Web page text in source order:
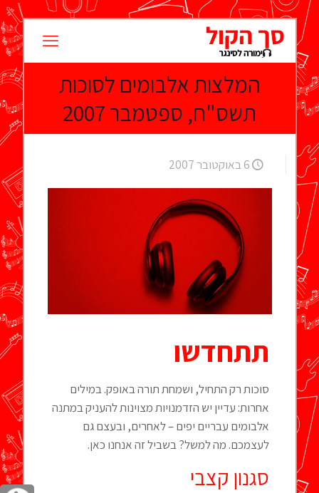
המלצות אלבומים לסוכות
תשס"ח, ספטמבר 2007
6 באוקטובר 2007
תתחדשו
סוכות רק התחיל, ושמחת תורה באופק. במילים
אחרות: עדיין יש הזדמנויות מצוינות להעניק במתנה
אלבומים עבריים יפים – לאחרים, ובעצם גם
לעצמכם. מה למשל? בשביל זה אנחנו כאן.
סגנון קצבי